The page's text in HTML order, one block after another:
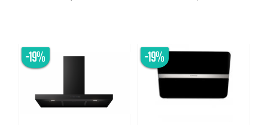
-19% -19%